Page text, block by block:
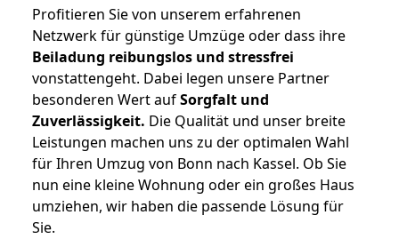
Profitieren Sie von unserem erfahrenen
Netzwerk für günstige Umzüge oder dass ihre
Beiladung reibungslos und stressfrei
vonstattengeht. Dabei legen unsere Partner
besonderen Wert aufSorgfalt und
Zuverlässigkeit. Die Qualität und unser breite
Leistungen machen uns zu der optimalen Wahl
für Ihren Umzug von Bonn nach Kassel. Ob Sie
nun eine kleine Wohnung oder ein großes Haus
umziehen, wir haben die passende Lösung für
Sie.